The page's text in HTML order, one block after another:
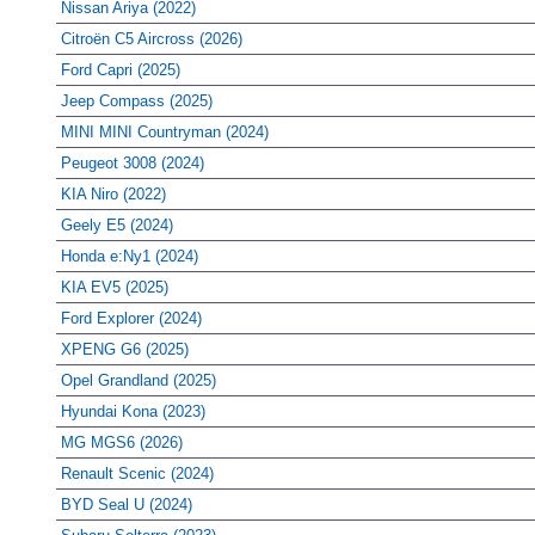
Nissan Ariya (2022)
Citroën C5 Aircross (2026)
Ford Capri (2025)
Jeep Compass (2025)
MINI MINI Countryman (2024)
Peugeot 3008 (2024)
KIA Niro (2022)
Geely E5 (2024)
Honda e:Ny1 (2024)
KIA EV5 (2025)
Ford Explorer (2024)
XPENG G6 (2025)
Opel Grandland (2025)
Hyundai Kona (2023)
MG MGS6 (2026)
Renault Scenic (2024)
BYD Seal U (2024)